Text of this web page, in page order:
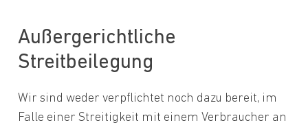
Außergerichtliche
Streitbeilegung
Wir sind weder verpflichtet noch dazu bereit, im
Falle einer Streitigkeit mit einem Verbraucher an